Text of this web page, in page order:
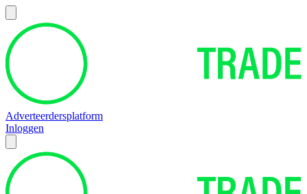
Adverteerdersplatform
Inloggen